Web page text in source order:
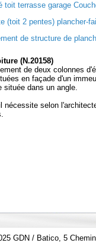
toit terrasse garage
(toit 2 pentes) plancher-
de structure de
(N.20158)
de deux colonnes
en façade d'un
située dans un angle.
nécessite selon
GDN / Batico, 5